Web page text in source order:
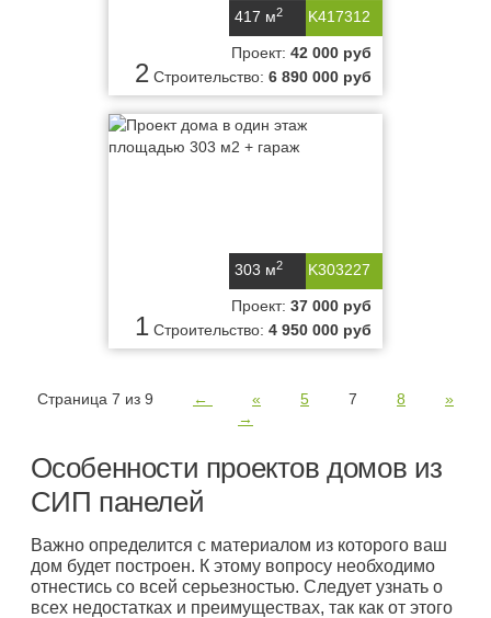
K417312
417 м2
2
Проект: 42 000 руб
Строительство: 6 890 000 руб
K303227
303 м2
1
Проект: 37 000 руб
Строительство: 4 950 000 руб
Страница 7 из 9 ← « 5 7 8
»
→
Особенности проектов домов из
СИП панелей
Важно определится с материалом из которого ваш
дом будет построен. К этому вопросу необходимо
отнестись со всей серьезностью. Следует узнать о
всех недостатках и преимуществах, так как от этого